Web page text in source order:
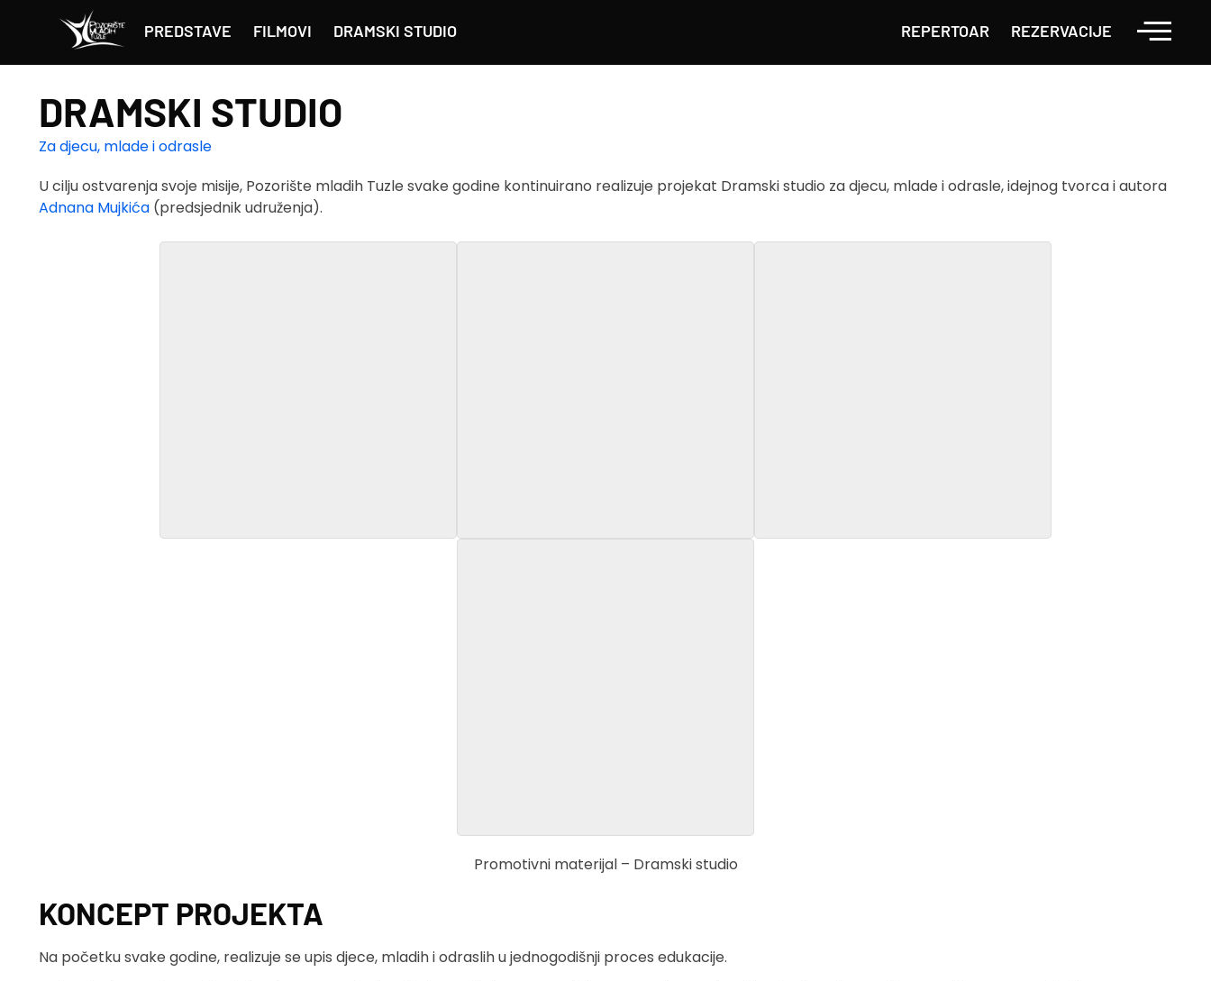
PREDSTAVE FILMOVI DRAMSKI STUDIO REPERTOAR REZERVACIJE
DRAMSKI STUDIO
Za djecu, mlade i odrasle
U cilju ostvarenja svoje misije, Pozorište mladih Tuzle svake godine kontinuirano realizuje projekat Dramski studio za djecu, mlade i odrasle, idejnog tvorca i autora
Adnana Mujkića (predsjednik udruženja).
Promotivni materijal – Dramski studio
KONCEPT PROJEKTA
Na početku svake godine, realizuje se upis djece, mladih i odraslih u jednogodišnji proces edukacije.